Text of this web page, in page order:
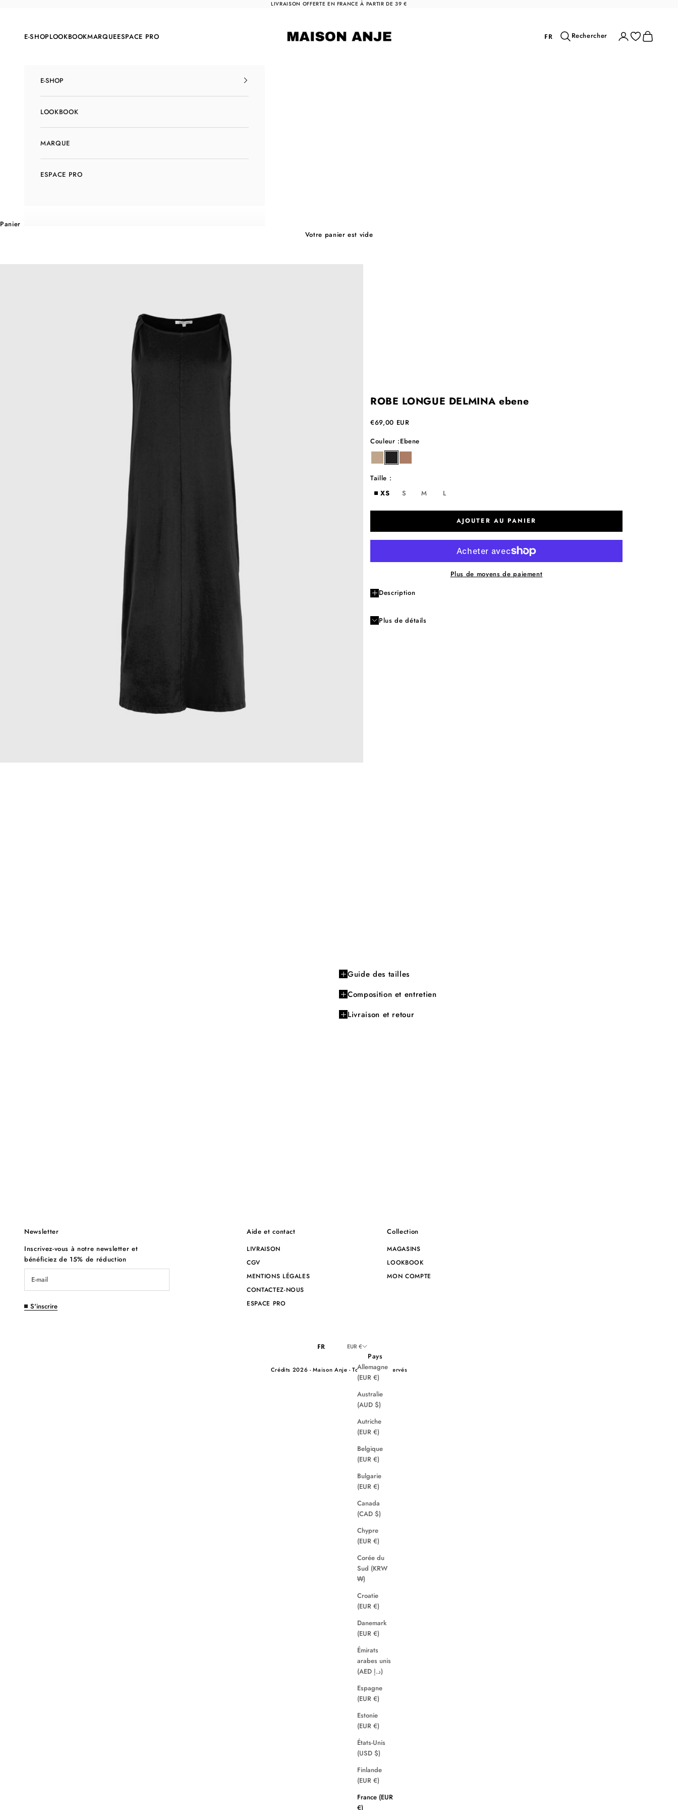
LIVRAISON OFFERTE EN FRANCE À PARTIR DE 39 €
E-SHOPLOOKBOOKMARQUEESPACE PRO FR Rechercher
Rechercher ConnexionPanier
E-SHOP
LOOKBOOK
MARQUE
ESPACE PRO
Panier
Votre panier est vide
ROBE LONGUE DELMINA ebene
Prix de vente
€69,00 EUR
Couleur :Ebene
ficelleebenecacao
Taille :
XS
S M L
AJOUTER AU PANIER
Plus de moyens de paiement
Description
Plus de détails
Guide des tailles
Composition et entretien
Livraison et retour
Newsletter
Inscrivez-vous à notre newsletter et
bénéficiez de 15% de réduction
S'inscrire
Aide et contact
LIVRAISON
CGV
MENTIONS LÉGALES
CONTACTEZ-NOUS
ESPACE PRO
Collection
MAGASINS
LOOKBOOK
MON COMPTE
FR EUR €
Pays
Allemagne
(EUR €)
Australie
(AUD $)
Autriche
(EUR €)
Belgique
(EUR €)
Bulgarie
(EUR €)
Canada
(CAD $)
Chypre
(EUR €)
Corée du
Sud (KRW
₩)
Croatie
(EUR €)
Danemark
(EUR €)
Émirats
arabes unis
(AED د.إ)
Espagne
(EUR €)
Estonie
(EUR €)
États-Unis
(USD $)
Finlande
(EUR €)
France (EUR
€)
Crédits 2026 - Maison Anje - Tous droits réservés